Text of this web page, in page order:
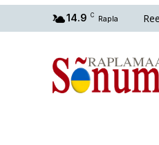
14.9 C Rapla